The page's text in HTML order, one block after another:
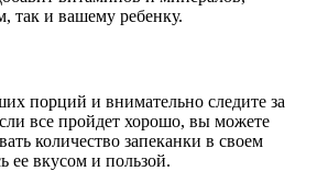
так и вашему ребенку.
порций и внимательно следите за
все пройдет хорошо, вы можете
количество запеканки в своем
ее вкусом и пользой.